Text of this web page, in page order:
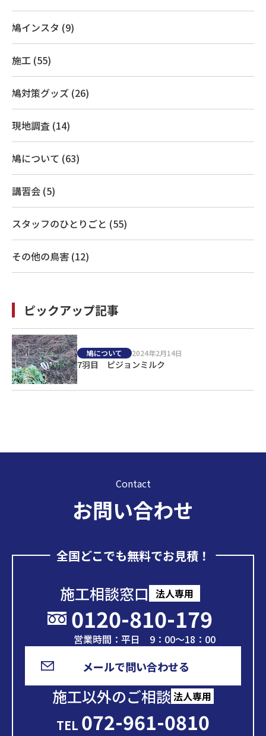
鳩インスタ (9)
施工 (55)
鳩対策グッズ (26)
現地調査 (14)
鳩について (63)
講習会 (5)
スタッフのひとりごと (55)
その他の鳥害 (12)
ピックアップ記事
鳩について 2024年2月14日
7羽目 ピジョンミルク
Contact
お問い合わせ
全国どこでも無料でお見積！
施工相談窓口 法人専用
0120-810-179
営業時間：平日 9：00～18：00
メールで問い合わせる
施工以外のご相談 法人専用
TEL 072-961-0810